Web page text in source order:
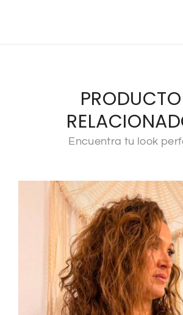
Encuentra tu look